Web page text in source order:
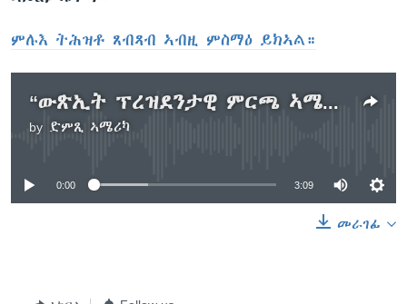
ምሉእ ትሕዝቶ ጸብጻብ ኣብዚ ምስማዕ ይክኣል።
“ውጽኢት ፕረዝደንታዊ ምርጫ ኣሜሪካ ንምቕያር ምስ ሩስያ ኣይተመሳጠርኩን” ጠ. ዓቓቢ ሕጊ
by ድምጺ ኣሜሪካ
No media source currently available
0:00 3:09
መራገፊ